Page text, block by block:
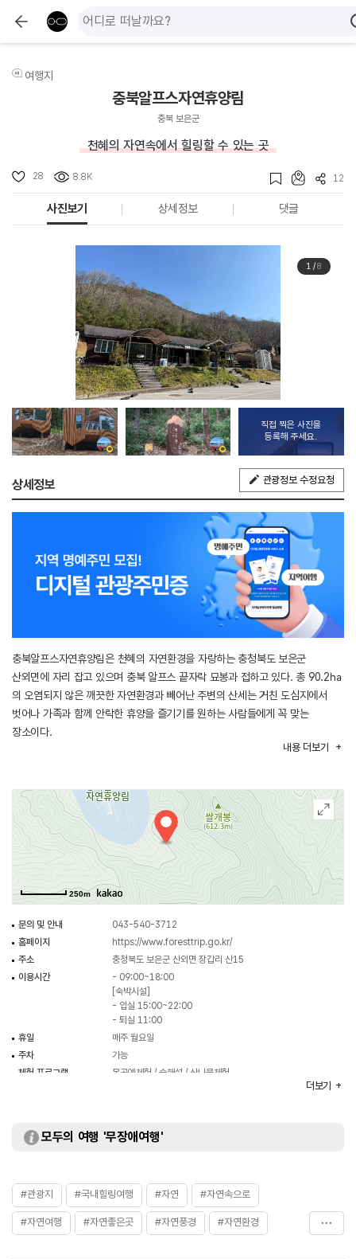
여행지
충북알프스자연휴양림
충북 보은군
천혜의 자연속에서 힐링할 수 있는 곳
28 8.8K 12
사진보기 상세정보 댓글
1/8
직접 찍은 사진을
등록해 주세요.
상세정보 관광정보 수정요청
충북알프스자연휴양림은 천혜의 자연환경을 자랑하는 충청북도 보은군
산외면에 자리 잡고 있으며 충북 알프스 끝자락 묘봉과 접하고 있다. 총 90.2㏊
의 오염되지 않은 깨끗한 자연환경과 빼어난 주변의 산세는 거친 도심지에서
벗어나 가족과 함께 안락한 휴양을 즐기기를 원하는 사람들에게 꼭 맞는
장소이다.
내용 더보기
250m
문의 및 안내
043-540-3712
홈페이지
https://www.foresttrip.go.kr/
주소
충청북도 보은군 산외면 장갑리 산15
이용시간
- 09:00~18:00
[숙박시설]
- 입실 15:00~22:00
- 퇴실 11:00
휴일
매주 월요일
주차
가능
체험 프로그램
목공예체험 / 숲해설 / 산나물체험
- 대형차량 5,000원
더보기
모두의 여행 '무장애여행'
#관광지 #국내힐링여행 #자연 #자연속으로
#자연여행 #자연좋은곳 #자연풍경 #자연환경